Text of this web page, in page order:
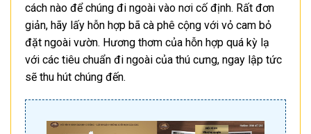
cách nào để chúng đi ngoài vào nơi cố định. Rất đơn
giản, hãy lấy hỗn hợp bã cà phê cộng với vỏ cam bỏ
đặt ngoài vườn. Hương thơm của hỗn hợp quá kỳ lạ
với các tiêu chuẩn đi ngoài của thú cưng, ngay lập tức
sẽ thu hút chúng đến.